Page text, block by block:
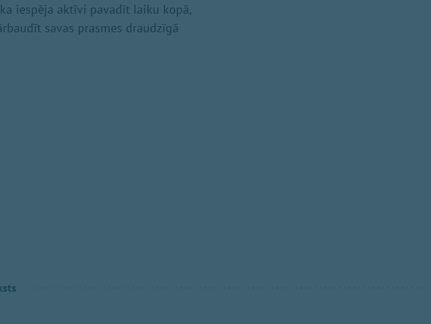
iespēja aktīvi pavadīt laiku kopā,
savas prasmes draudzīgā